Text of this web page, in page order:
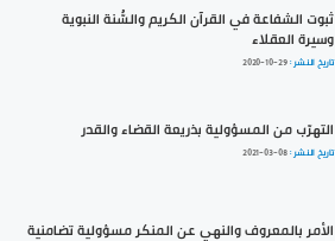
ثبوت الشفاعة في القرآن الكريم والسُّنة النبوية
وسيرة العقلاء
تاريخ النشر :2020-10-29
التهرّب من المسؤولية بذريعة القضاء والقدر
تاريخ النشر :2021-03-08
الأمر بالمعروف والنهي عن المنكر مسؤولية تضامنية